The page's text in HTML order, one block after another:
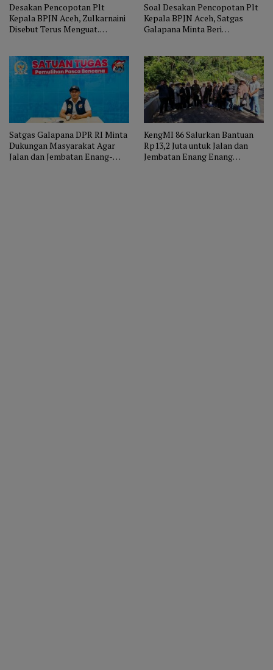
Desakan Pencopotan Plt
Kepala BPJN Aceh, Zulkarnaini
Disebut Terus Menguat.
Soal Desakan Pencopotan Plt
Kepala BPJN Aceh, Satgas
Galapana Minta Beri
Enang-Enang
Satgas Galapana DPR RI Minta
Dukungan Masyarakat Agar
Jalan dan Jembatan Enang-
KengMI 86 Salurkan Bantuan
Rp13,2 Juta untuk Jalan dan
Jembatan Enang Enang